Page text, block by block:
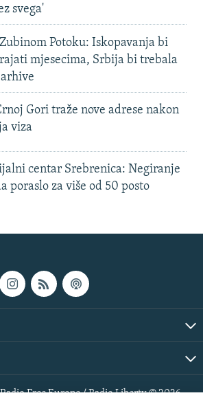
svega'
Potoku: Iskopavanja bi
mjesecima, Srbija bi trebala
Gori traže nove adrese nakon
viza
centar Srebrenica: Negiranje
poraslo za više od 50 posto
Free Europe / Radio Liberty © 2026